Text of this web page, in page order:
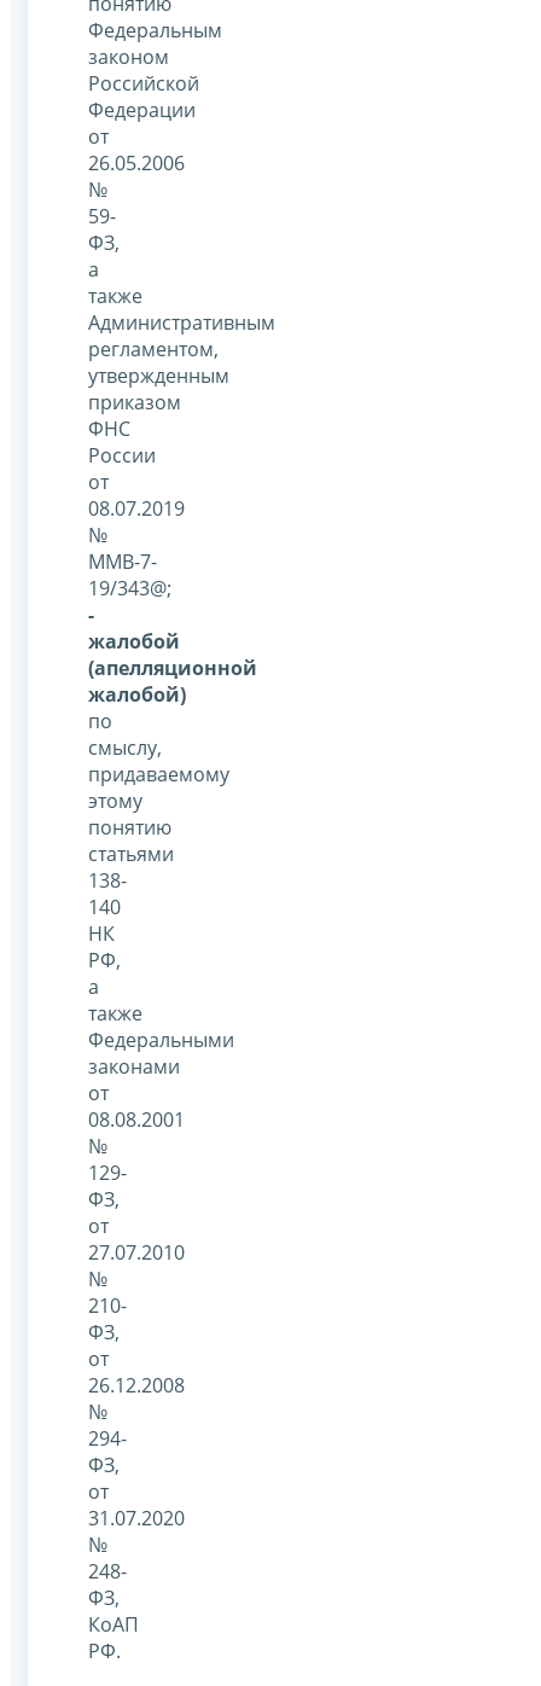
Федеральным
законом
Российской
Федерации
от
26.05.2006
№
59-
ФЗ,
а
также
Административным
регламентом,
утвержденным
приказом
ФНС
России
от
08.07.2019
№
ММВ-7-
19/343@;
-
жалобой
(апелляционной
жалобой)
по
смыслу,
придаваемому
этому
понятию
статьями
138-
140
НК
РФ,
а
также
Федеральными
законами
от
08.08.2001
№
129-
ФЗ,
от
27.07.2010
№
210-
ФЗ,
от
26.12.2008
№
294-
ФЗ,
от
31.07.2020
№
248-
ФЗ,
КоАП
РФ.